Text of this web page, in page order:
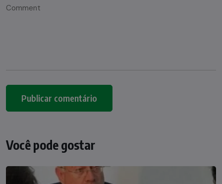
Você pode gostar